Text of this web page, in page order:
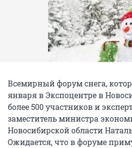
Всемирный форум снега,
января в Экспоцентре в
более 500 участников и
заместитель министра
Новосибирской области
Ожидается, что в форуме